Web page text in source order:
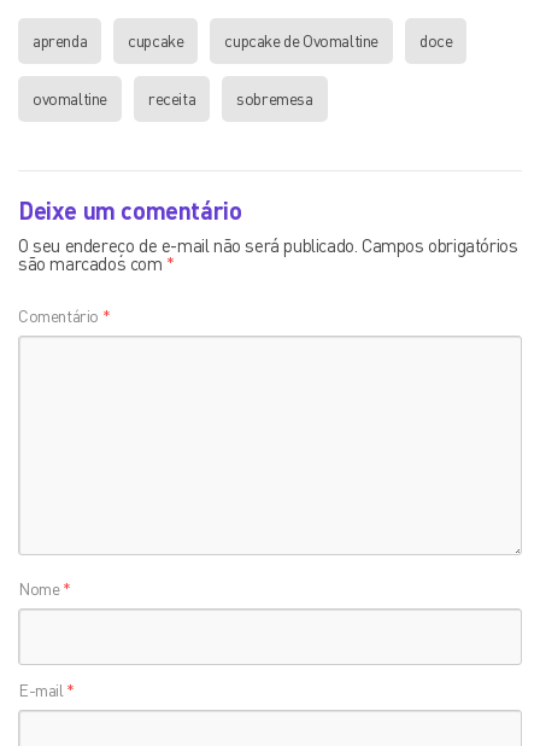
aprenda cupcake cupcake de Ovomaltine doce
ovomaltine receita sobremesa
Deixe um comentário
O seu endereço de e-mail não será publicado. Campos obrigatórios
são marcados com *
Comentário *
Nome*
E-mail *